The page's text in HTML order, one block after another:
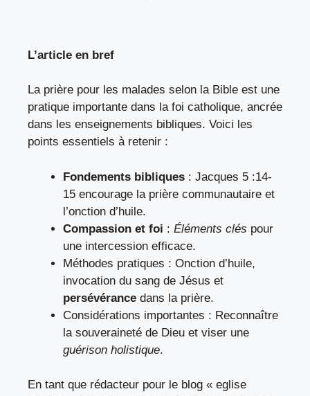
L’article en bref
La prière pour les malades selon la Bible est une
pratique importante dans la foi catholique, ancrée
dans les enseignements bibliques. Voici les
points essentiels à retenir :
Fondements bibliques : Jacques 5 :14-
15 encourage la prière communautaire et
l’onction d’huile.
Compassion et foi : Éléments clés pour
une intercession efficace.
Méthodes pratiques : Onction d’huile,
invocation du sang de Jésus et
persévérance dans la prière.
Considérations importantes : Reconnaître
la souveraineté de Dieu et viser une
guérison holistique.
En tant que rédacteur pour le blog « eglise